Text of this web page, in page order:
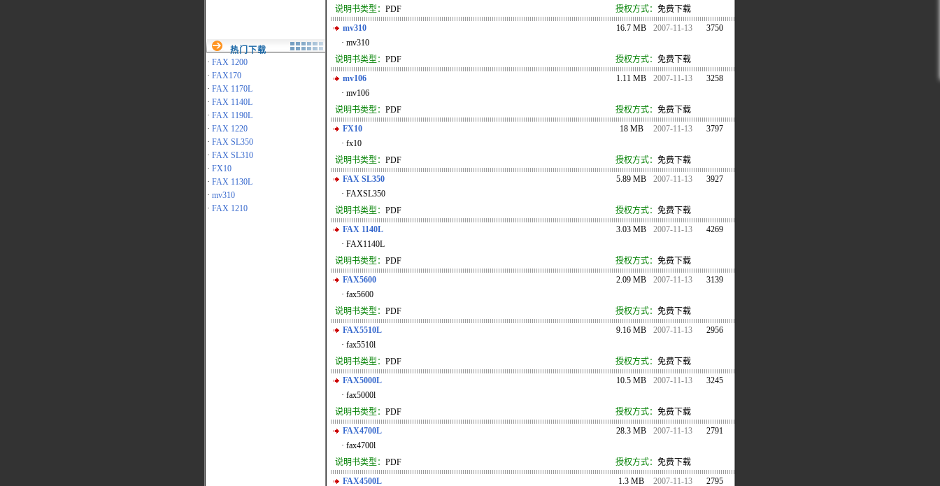
热门下载
· FAX 1200
· FAX170
· FAX 1170L
· FAX 1140L
· FAX 1190L
· FAX 1220
· FAX SL350
· FAX SL310
· FX10
· FAX 1130L
· mv310
· FAX 1210
说明书类型： PDF 授权方式： 免费下载
mv310
16.7 MB 2007-11-13
3750
· mv310
说明书类型： PDF 授权方式： 免费下载
mv106
1.11 MB 2007-11-13
3258
· mv106
说明书类型： PDF 授权方式： 免费下载
FX10
18 MB 2007-11-13
3797
· fx10
说明书类型： PDF 授权方式： 免费下载
FAX SL350
5.89 MB 2007-11-13
3927
· FAXSL350
说明书类型： PDF 授权方式： 免费下载
FAX 1140L
3.03 MB 2007-11-13
4269
· FAX1140L
说明书类型： PDF 授权方式： 免费下载
FAX5600
2.09 MB 2007-11-13
3139
· fax5600
说明书类型： PDF 授权方式： 免费下载
FAX5510L
9.16 MB 2007-11-13
2956
· fax5510l
说明书类型： PDF 授权方式： 免费下载
FAX5000L
10.5 MB 2007-11-13
3245
· fax5000l
说明书类型： PDF 授权方式： 免费下载
FAX4700L
28.3 MB 2007-11-13
2791
· fax4700l
说明书类型： PDF 授权方式： 免费下载
FAX4500L
1.3 MB 2007-11-13
2795